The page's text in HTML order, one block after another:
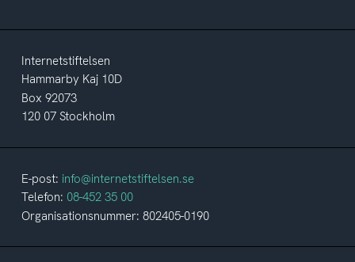
Internetstiftelsen
Hammarby Kaj 10D
Box 92073
120 07 Stockholm
E-post: info@internetstiftelsen.se
Telefon: 08-452 35 00
Organisationsnummer: 802405-0190